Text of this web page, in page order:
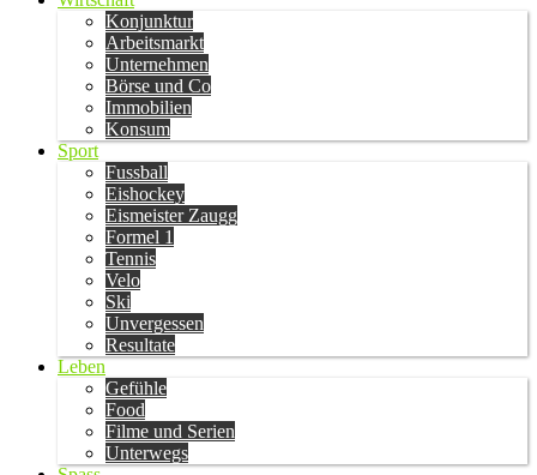
Konjunktur
Arbeitsmarkt
Unternehmen
Börse und Co
Immobilien
Konsum
Sport
Fussball
Eishockey
Eismeister Zaugg
Formel 1
Tennis
Velo
Ski
Unvergessen
Resultate
Leben
Gefühle
Food
Filme und Serien
Unterwegs